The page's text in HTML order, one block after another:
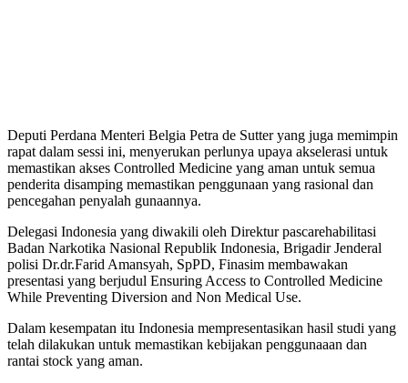
Deputi Perdana Menteri Belgia Petra de Sutter yang juga memimpin
rapat dalam sessi ini, menyerukan perlunya upaya akselerasi untuk
memastikan akses Controlled Medicine yang aman untuk semua
penderita disamping memastikan penggunaan yang rasional dan
pencegahan penyalah gunaannya.
Delegasi Indonesia yang diwakili oleh Direktur pascarehabilitasi
Badan Narkotika Nasional Republik Indonesia, Brigadir Jenderal
polisi Dr.dr.Farid Amansyah, SpPD, Finasim membawakan
presentasi yang berjudul Ensuring Access to Controlled Medicine
While Preventing Diversion and Non Medical Use.
Dalam kesempatan itu Indonesia mempresentasikan hasil studi yang
telah dilakukan untuk memastikan kebijakan penggunaaan dan
rantai stock yang aman.